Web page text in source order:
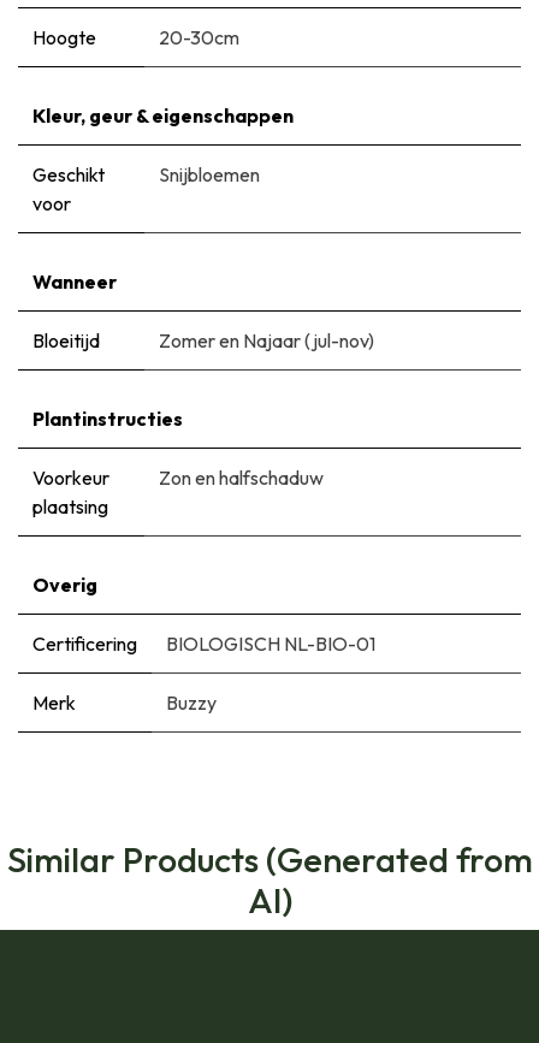
Hoogte 20-30cm
Kleur, geur & eigenschappen
Geschikt
voor
Snijbloemen
Wanneer
Bloeitijd Zomer en Najaar (jul-nov)
Plantinstructies
Voorkeur
plaatsing
Zon en halfschaduw
Overig
Certificering BIOLOGISCH NL-BIO-01
Merk Buzzy
Similar Products (Generated from
AI)